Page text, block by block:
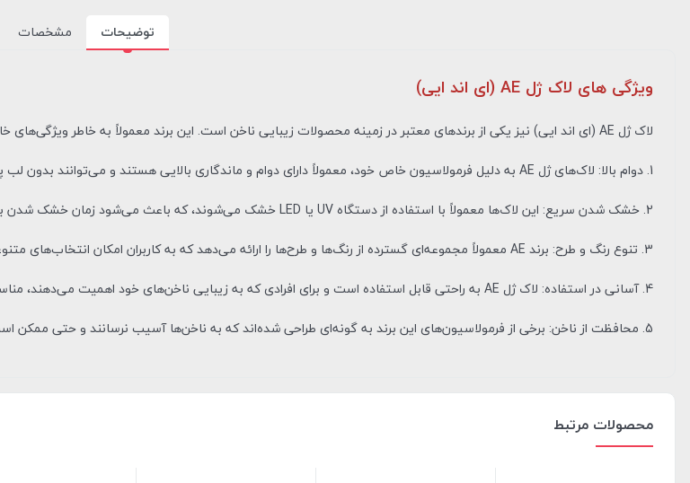
توضیحات مشخصات
ویژگی های لاک ژل AE (ای اند ایی)
لاک ژل AE (ای اند ایی) نیز یکی از برندهای معتبر در زمینه محصولات زیبایی ناخن است. این برند معمولاً به خاطر ویژگی‌های خاص خود شناخته می‌شود:
1. دوام بالا: لاک‌های ژل AE به دلیل فرمولاسیون خاص خود، معمولاً دارای دوام و ماندگاری بالایی هستند و می‌توانند بدون لب پر شدن تا چند هفته روی ناخن‌ها باقی بمانند.
2. خشک شدن سریع: این لاک‌ها معمولاً با استفاده از دستگاه UV یا LED خشک می‌شوند، که باعث می‌شود زمان خشک شدن به حداقل برسد.
3. تنوع رنگ و طرح: برند AE معمولاً مجموعه‌ای گسترده از رنگ‌ها و طرح‌ها را ارائه می‌دهد که به کاربران امکان انتخاب‌های متنوعی می‌دهد.
4. آسانی در استفاده: لاک ژل AE به راحتی قابل استفاده است و برای افرادی که به زیبایی ناخن‌های خود اهمیت می‌دهند، مناسب است.
5. محافظت از ناخن: برخی از فرمولاسیون‌های این برند به گونه‌ای طراحی شده‌اند که به ناخن‌ها آسیب نرسانند و حتی ممکن است حاوی مواد مغذی برای تقویت ناخن باشند.
محصولات مرتبط